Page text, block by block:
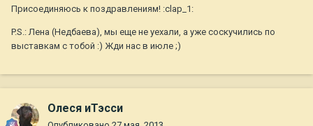
Присоединяюсь к поздравлениям! :clap_1:
P.S.: Лена (Недбаева), мы еще не уехали, а уже соскучились по
выставкам с тобой :) Жди нас в июле ;)
Олеся иТэсси